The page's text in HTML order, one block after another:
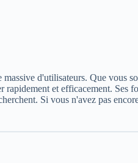
d'utilisateurs. Que vous
et efficacement. Ses
Si vous n'avez pas